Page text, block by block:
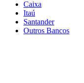
Caixa
Itaú
Santander
Outros Bancos